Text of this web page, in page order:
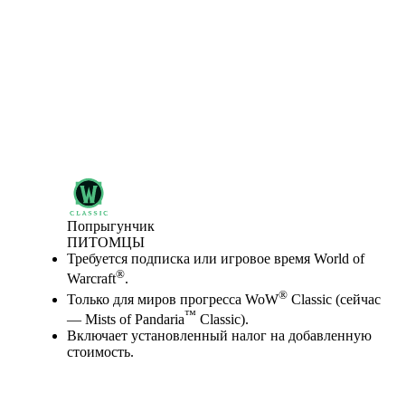
Попрыгунчик
ПИТОМЦЫ
Цена
Available actions
Требуется подписка или игровое время World of
Warcraft®.
Только для миров прогресса WoW® Classic (сейчас
— Mists of Pandaria™ Classic).
Включает установленный налог на добавленную
стоимость.